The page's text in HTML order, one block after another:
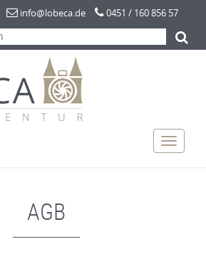
 info@lobeca.de  0451 / 160 856 57
AGB